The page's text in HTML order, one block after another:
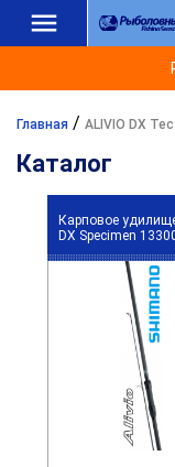
Главная / ALIVIO DX
Каталог
Карповое
DX Specimen